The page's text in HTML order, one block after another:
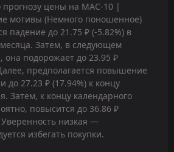
прогнозу цены на MAC-10 |
мотивы (Немного поношенное)
падение до 21.75 ₽ (-5.82%) в
Затем, в следующем
она подорожает до 23.95 ₽
предполагается повышение
до 27.23 ₽ (17.94%) к концу
Затем, к концу календарного
повысится до 36.86 ₽
Уверенность низкая —
избегать покупки.